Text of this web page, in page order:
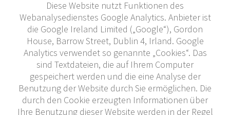
Diese Website nutzt Funktionen des
Webanalysedienstes Google Analytics. Anbieter ist
die Google Ireland Limited („Google“), Gordon
House, Barrow Street, Dublin 4, Irland. Google
Analytics verwendet so genannte „Cookies“. Das
sind Textdateien, die auf Ihrem Computer
gespeichert werden und die eine Analyse der
Benutzung der Website durch Sie ermöglichen. Die
durch den Cookie erzeugten Informationen über
Ihre Benutzung dieser Website werden in der Regel